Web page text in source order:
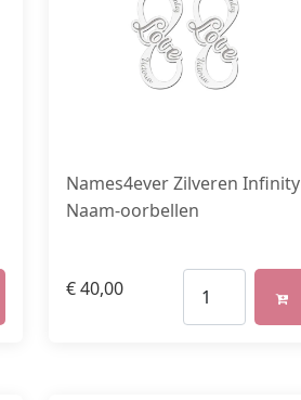
Names4ever Zilveren Infinity
Naam-oorbellen
€40,00